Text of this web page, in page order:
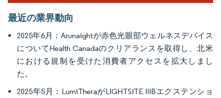
最近の業界動向
2025年6月：Arunaightが赤色光眼部ウェルネスデバイス
についてHealth Canadaのクリアランスを取得し、北米
における規制を受けた消費者アクセスを拡大しまし
た。
2025年5月：LumiTheraがLIGHTSITE IIIBエクステンショ